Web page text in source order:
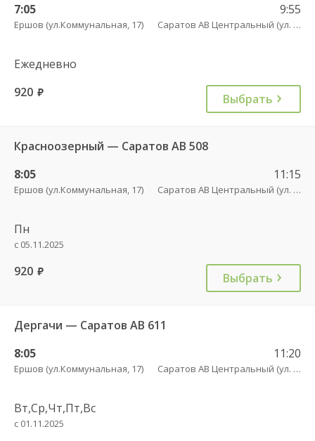
7:05
Ершов (ул.Коммунальная, 17)
9:55
Саратов АВ Центральный (ул. им. Пугачева, 179 А)
Ежедневно
920 руб. Выбрать
Красноозерный — Саратов АВ 508
8:05
Ершов (ул.Коммунальная, 17)
11:15
Саратов АВ Центральный (ул. им. Пугачева, 179 А)
Пн
с 05.11.2025
920 руб. Выбрать
Дергачи — Саратов АВ 611
8:05
Ершов (ул.Коммунальная, 17)
11:20
Саратов АВ Центральный (ул. им. Пугачева, 179 А)
Вт,Ср,Чт,Пт,Вс
с 01.11.2025